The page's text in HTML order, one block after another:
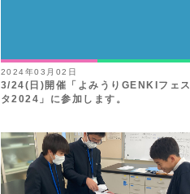
2024年03月02日
3/24(日)開催「よみうりGENKIフェス
タ2024」に参加します。